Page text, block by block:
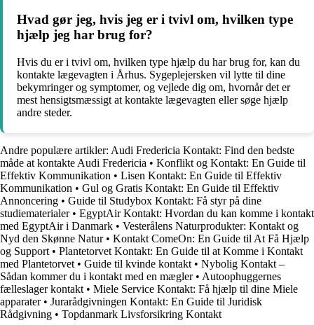
Hvad gør jeg, hvis jeg er i tvivl om, hvilken type
hjælp jeg har brug for?
Hvis du er i tvivl om, hvilken type hjælp du har brug for, kan du
kontakte lægevagten i Århus. Sygeplejersken vil lytte til dine
bekymringer og symptomer, og vejlede dig om, hvornår det er
mest hensigtsmæssigt at kontakte lægevagten eller søge hjælp
andre steder.
Andre populære artikler: Audi Fredericia Kontakt: Find den bedste
måde at kontakte Audi Fredericia • Konflikt og Kontakt: En Guide til
Effektiv Kommunikation • Lisen Kontakt: En Guide til Effektiv
Kommunikation • Gul og Gratis Kontakt: En Guide til Effektiv
Annoncering • Guide til Studybox Kontakt: Få styr på dine
studiematerialer• EgyptAir Kontakt: Hvordan du kan komme i kontakt
med EgyptAir i Danmark • Vesterålens Naturprodukter: Kontakt og
Nyd den Skønne Natur• Kontakt ComeOn: En Guide til At Få Hjælp
og Support • Plantetorvet Kontakt: En Guide til at Komme i Kontakt
med Plantetorvet • Guide til kvinde kontakt • Nybolig Kontakt –
Sådan kommer du i kontakt med en mægler• Autoophuggernes
fælleslager kontakt • Miele Service Kontakt: Få hjælp til dine Miele
apparater• Jurarådgivningen Kontakt: En Guide til Juridisk
Rådgivning • Topdanmark Livsforsikring Kontakt